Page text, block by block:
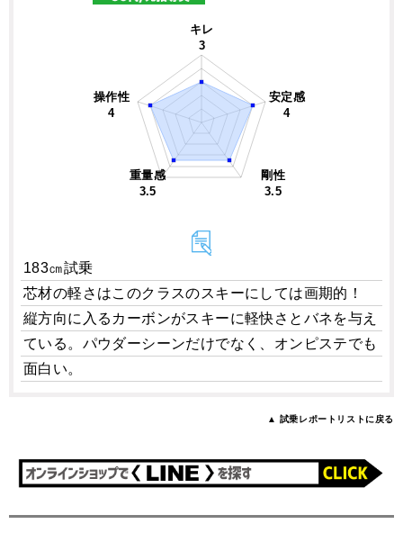
キレ
3
安定感
4
剛性
3.5
重量感
3.5
操作性
4
183㎝試乗
芯材の軽さはこのクラスのスキーにしては画期的！
縦方向に入るカーボンがスキーに軽快さとバネを与え
ている。パウダーシーンだけでなく、オンピステでも
面白い。
▲ 試乗レポートリストに戻る